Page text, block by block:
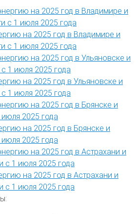
на 2025 год в Владимире и
с 1 июля 2025 года
на 2025 год в Ульяновске и
1 июля 2025 года
на 2025 год в Брянске и
2025 года
на 2025 год в Астрахани и
с 1 июля 2025 года